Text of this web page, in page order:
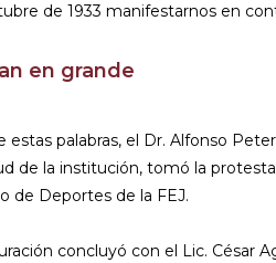
de 1933 manifestarnos en
en grande
estas palabras, el Dr. Alfonso
de la institución, tomó la
de Deportes de la FEJ.
concluyó con el Lic. César